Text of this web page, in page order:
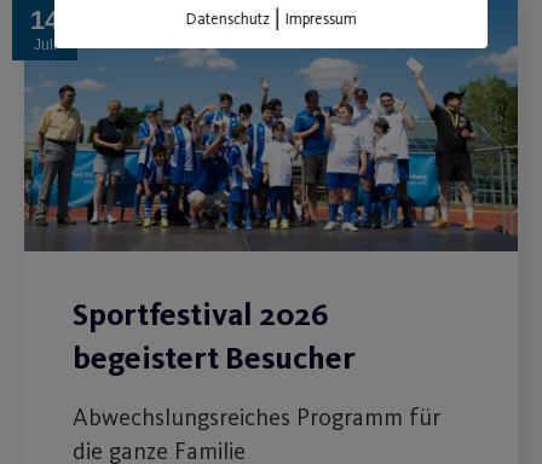
14
Juli
Sportfestival 2026
begeistert Besucher
Abwechslungsreiches Programm für
die ganze Familie
Datenschutz| Impressum